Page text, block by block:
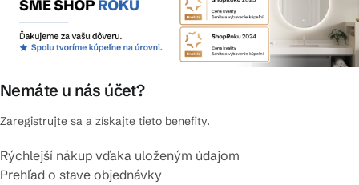
Nemáte u nás účet?
Zaregistrujte sa a získajte tieto benefity.
Rýchlejší nákup vďaka uloženým údajom
Prehľad o stave objednávky